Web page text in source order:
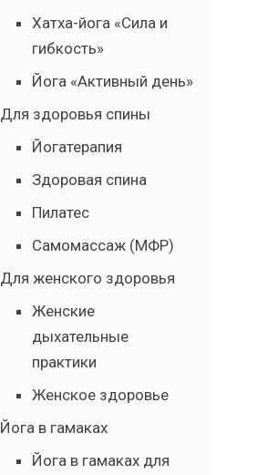
Хатха-йога «Сила и
гибкость»
Йога «Активный день»
Для здоровья спины
Йогатерапия
Здоровая спина
Пилатес
Самомассаж (МФР)
Для женского здоровья
Женские
дыхательные
практики
Женское здоровье
Йога в гамаках
Йога в гамаках для